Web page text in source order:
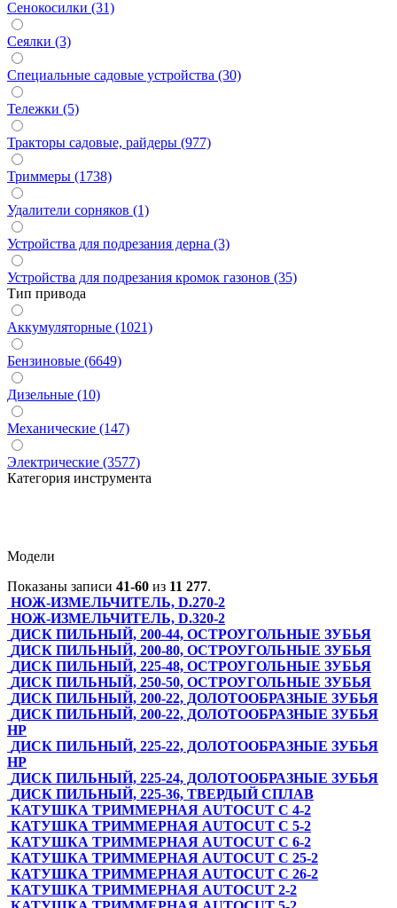
Сенокосилки (31)
Сеялки (3)
Специальные садовые устройства (30)
Тележки (5)
Тракторы садовые, райдеры (977)
Триммеры (1738)
Удалители сорняков (1)
Устройства для подрезания дерна (3)
Устройства для подрезания кромок газонов (35)
Тип привода
Аккумуляторные (1021)
Бензиновые (6649)
Дизельные (10)
Механические (147)
Электрические (3577)
Категория инструмента
Модели
Показаны записи 41-60 из 11 277.
НОЖ-ИЗМЕЛЬЧИТЕЛЬ, D.270-2
НОЖ-ИЗМЕЛЬЧИТЕЛЬ, D.320-2
ДИСК ПИЛЬНЫЙ, 200-44, ОСТРОУГОЛЬНЫЕ ЗУБЬЯ
ДИСК ПИЛЬНЫЙ, 200-80, ОСТРОУГОЛЬНЫЕ ЗУБЬЯ
ДИСК ПИЛЬНЫЙ, 225-48, ОСТРОУГОЛЬНЫЕ ЗУБЬЯ
ДИСК ПИЛЬНЫЙ, 250-50, ОСТРОУГОЛЬНЫЕ ЗУБЬЯ
ДИСК ПИЛЬНЫЙ, 200-22, ДОЛОТООБРАЗНЫЕ ЗУБЬЯ
ДИСК ПИЛЬНЫЙ, 200-22, ДОЛОТООБРАЗНЫЕ ЗУБЬЯ
HP
ДИСК ПИЛЬНЫЙ, 225-22, ДОЛОТООБРАЗНЫЕ ЗУБЬЯ
HP
ДИСК ПИЛЬНЫЙ, 225-24, ДОЛОТООБРАЗНЫЕ ЗУБЬЯ
ДИСК ПИЛЬНЫЙ, 225-36, ТВЕРДЫЙ СПЛАВ
КАТУШКА ТРИММЕРНАЯ AUTOCUT C 4-2
КАТУШКА ТРИММЕРНАЯ AUTOCUT C 5-2
КАТУШКА ТРИММЕРНАЯ AUTOCUT C 6-2
КАТУШКА ТРИММЕРНАЯ AUTOCUT C 25-2
КАТУШКА ТРИММЕРНАЯ AUTOCUT C 26-2
КАТУШКА ТРИММЕРНАЯ AUTOCUT 2-2